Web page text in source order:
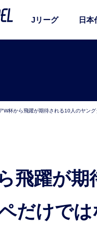
Jリーグ 日本
W杯から飛躍が期待される10人のヤン
だけで